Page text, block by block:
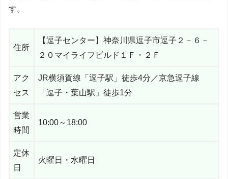
す。
住所
【逗子センター】神奈川県逗子市逗子２－６－
２０マイライフビルド１Ｆ・２Ｆ
アク
セス
JR横須賀線「逗子駅」徒歩4分／京急逗子線
「逗子・葉山駅」徒歩1分
営業
時間
10:00～18:00
定休
日
火曜日・水曜日